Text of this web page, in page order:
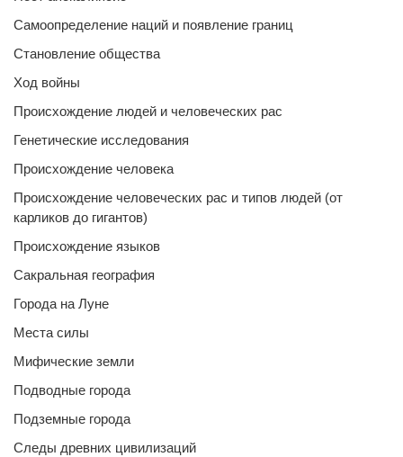
Самоопределение наций и появление границ
Становление общества
Ход войны
Происхождение людей и человеческих рас
Генетические исследования
Происхождение человека
Происхождение человеческих рас и типов людей (от
карликов до гигантов)
Происхождение языков
Сакральная география
Города на Луне
Места силы
Мифические земли
Подводные города
Подземные города
Следы древних цивилизаций